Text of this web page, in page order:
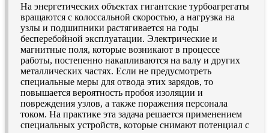
На энергетических объектах гигантские турбоагрегаты
вращаются с колоссальной скоростью, а нагрузка на
узлы и подшипники растягивается на годы
бесперебойной эксплуатации. Электрические и
магнитные поля, которые возникают в процессе
работы, постепенно накапливаются на валу и других
металлических частях. Если не предусмотреть
специальные меры для отвода этих зарядов, то
повышается вероятность пробоя изоляции и
повреждения узлов, а также поражения персонала
током. На практике эта задача решается применением
специальных устройств, которые снимают потенциал с